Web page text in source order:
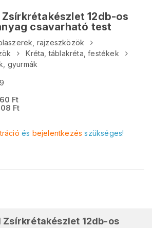
12db-os
csavarható test
rajzeszközök
Kréta, táblakréta, festékek
gyurmák
Ft
Ft
és bejelentkezés szükséges!
Zsírkrétakészlet 12db-os